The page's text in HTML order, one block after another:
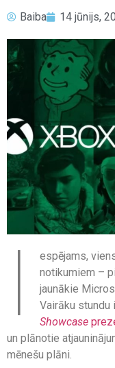
Baiba 14 jūnijs,
I
espējams,
notikumiem –
jaunākie
Vairāku
Showcase
un plānotie
mēnešu plāni.